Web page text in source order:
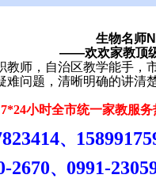
生物名师
——欢欢家教顶
教师，自治区教学能手，
难问题，清晰明确的讲清
7*24小时全市统一家教服务
、
2670、 0991-